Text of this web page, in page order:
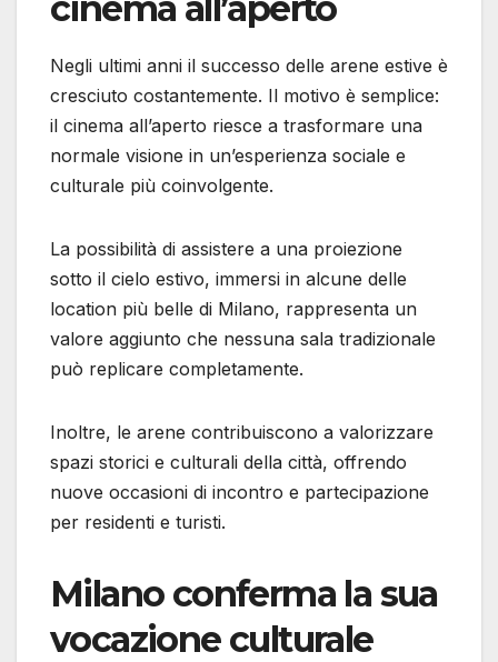
Negli ultimi anni il successo delle arene estive è
cresciuto costantemente. Il motivo è semplice:
il cinema all’aperto riesce a trasformare una
normale visione in un’esperienza sociale e
culturale più coinvolgente.
La possibilità di assistere a una proiezione
sotto il cielo estivo, immersi in alcune delle
location più belle di Milano, rappresenta un
valore aggiunto che nessuna sala tradizionale
può replicare completamente.
Inoltre, le arene contribuiscono a valorizzare
spazi storici e culturali della città, offrendo
nuove occasioni di incontro e partecipazione
per residenti e turisti.
Milano conferma la sua
vocazione culturale